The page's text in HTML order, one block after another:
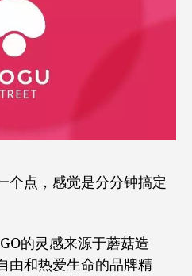
个点，感觉是分分钟搞定
的灵感来源于蘑菇造
由和热爱生命的品牌精